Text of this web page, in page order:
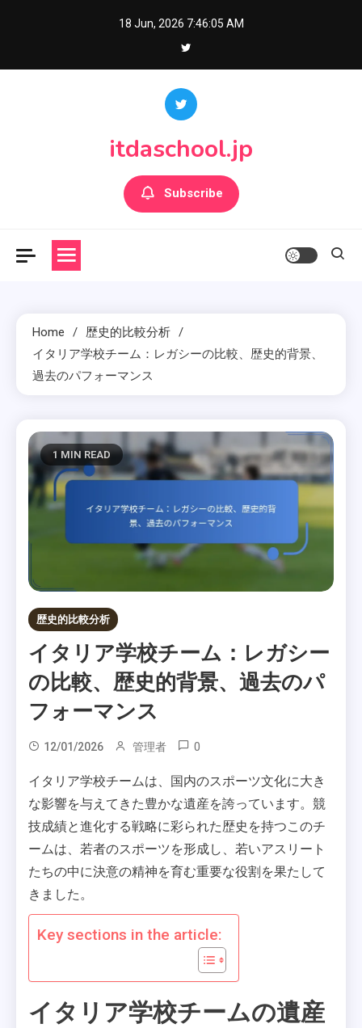
18 Jun, 2026 7:46:06 AM
itdaschool.jp
Subscribe
Home
歴史的比較分析
イタリア学校チーム：レガシーの比較、歴史的背景、
過去のパフォーマンス
1 MIN READ
歴史的比較分析
イタリア学校チーム：レガシー
の比較、歴史的背景、過去のパ
フォーマンス
12/01/2026 管理者 0
イタリア学校チームは、国内のスポーツ文化に大き
な影響を与えてきた豊かな遺産を誇っています。競
技成績と進化する戦略に彩られた歴史を持つこのチ
ームは、若者のスポーツを形成し、若いアスリート
たちの中に決意の精神を育む重要な役割を果たして
きました。
Key sections in the article:
イタリア学校チームの遺産